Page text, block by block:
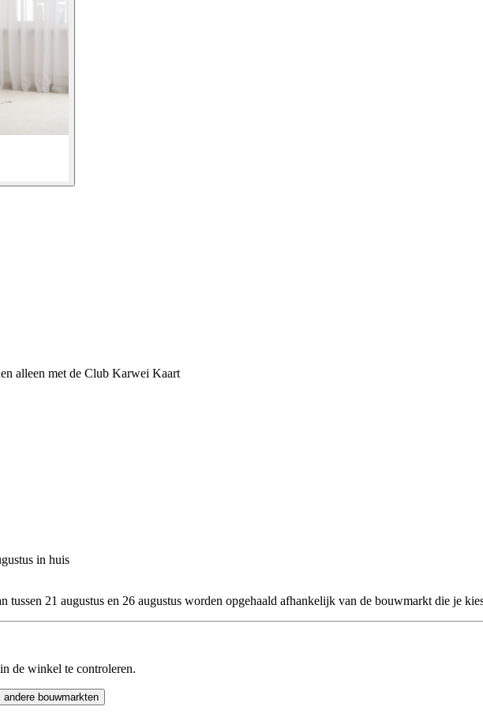
alleen met de Club Karwei Kaart
in huis
tussen 21 augustus en 26 augustus worden opgehaald afhankelijk van de bouwmarkt die je
de winkel te controleren.
andere bouwmarkten